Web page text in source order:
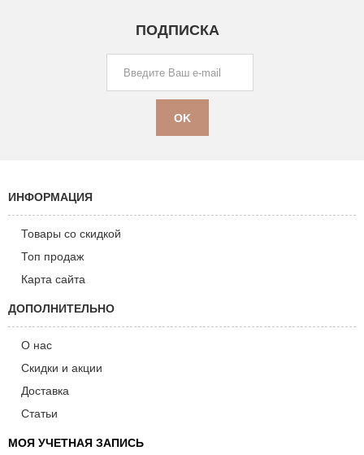
ПОДПИСКА
ИНФОРМАЦИЯ
Товары со скидкой
Топ продаж
Карта сайта
ДОПОЛНИТЕЛЬНО
О нас
Скидки и акции
Доставка
Статьи
МОЯ УЧЕТНАЯ ЗАПИСЬ